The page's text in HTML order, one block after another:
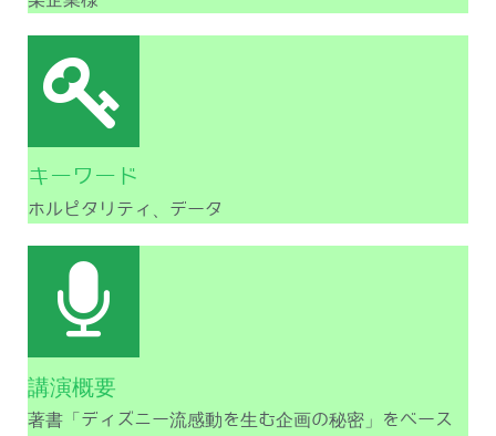
キーワード
ホルピタリティ、データ
講演概要
著書「ディズニー流感動を生む企画の秘密」をベース